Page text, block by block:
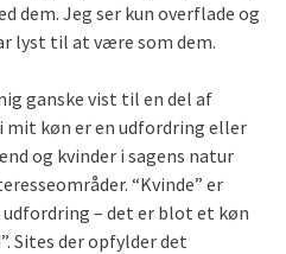
dem. Jeg ser kun overflade og
lyst til at være som dem.
ganske vist til en del af
mit køn er en udfordring eller
og kvinder i sagens natur
“Kvinde” er
– det er blot et køn
Sites der opfylder det